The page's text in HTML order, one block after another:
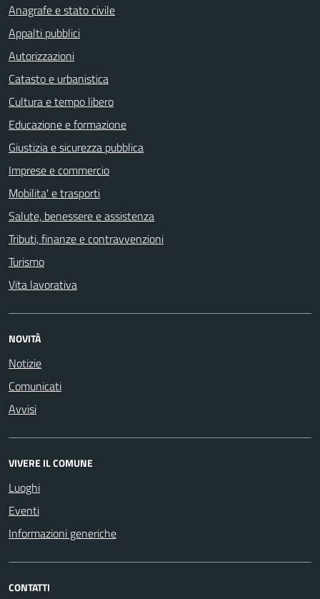
Anagrafe e stato civile
Appalti pubblici
Autorizzazioni
Catasto e urbanistica
Cultura e tempo libero
Educazione e formazione
Giustizia e sicurezza pubblica
Imprese e commercio
Mobilita' e trasporti
Salute, benessere e assistenza
Tributi, finanze e contravvenzioni
Turismo
Vita lavorativa
NOVITÀ
Notizie
Comunicati
Avvisi
VIVERE IL COMUNE
Luoghi
Eventi
Informazioni generiche
CONTATTI